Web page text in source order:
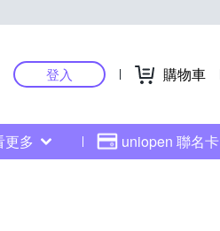
登入 購物車
更多 uniopen 聯名卡